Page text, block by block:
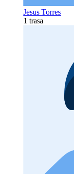
Jesus Torres
1 trasa